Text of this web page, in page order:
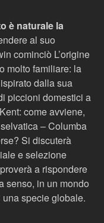
è naturale la
al suo
cominciò L’origine
molto familiare: la
dalla sua
piccioni domestici a
come avviene,
– Columba
Si discuterà
e selezione
a rispondere
senso, in un mondo
specie globale.